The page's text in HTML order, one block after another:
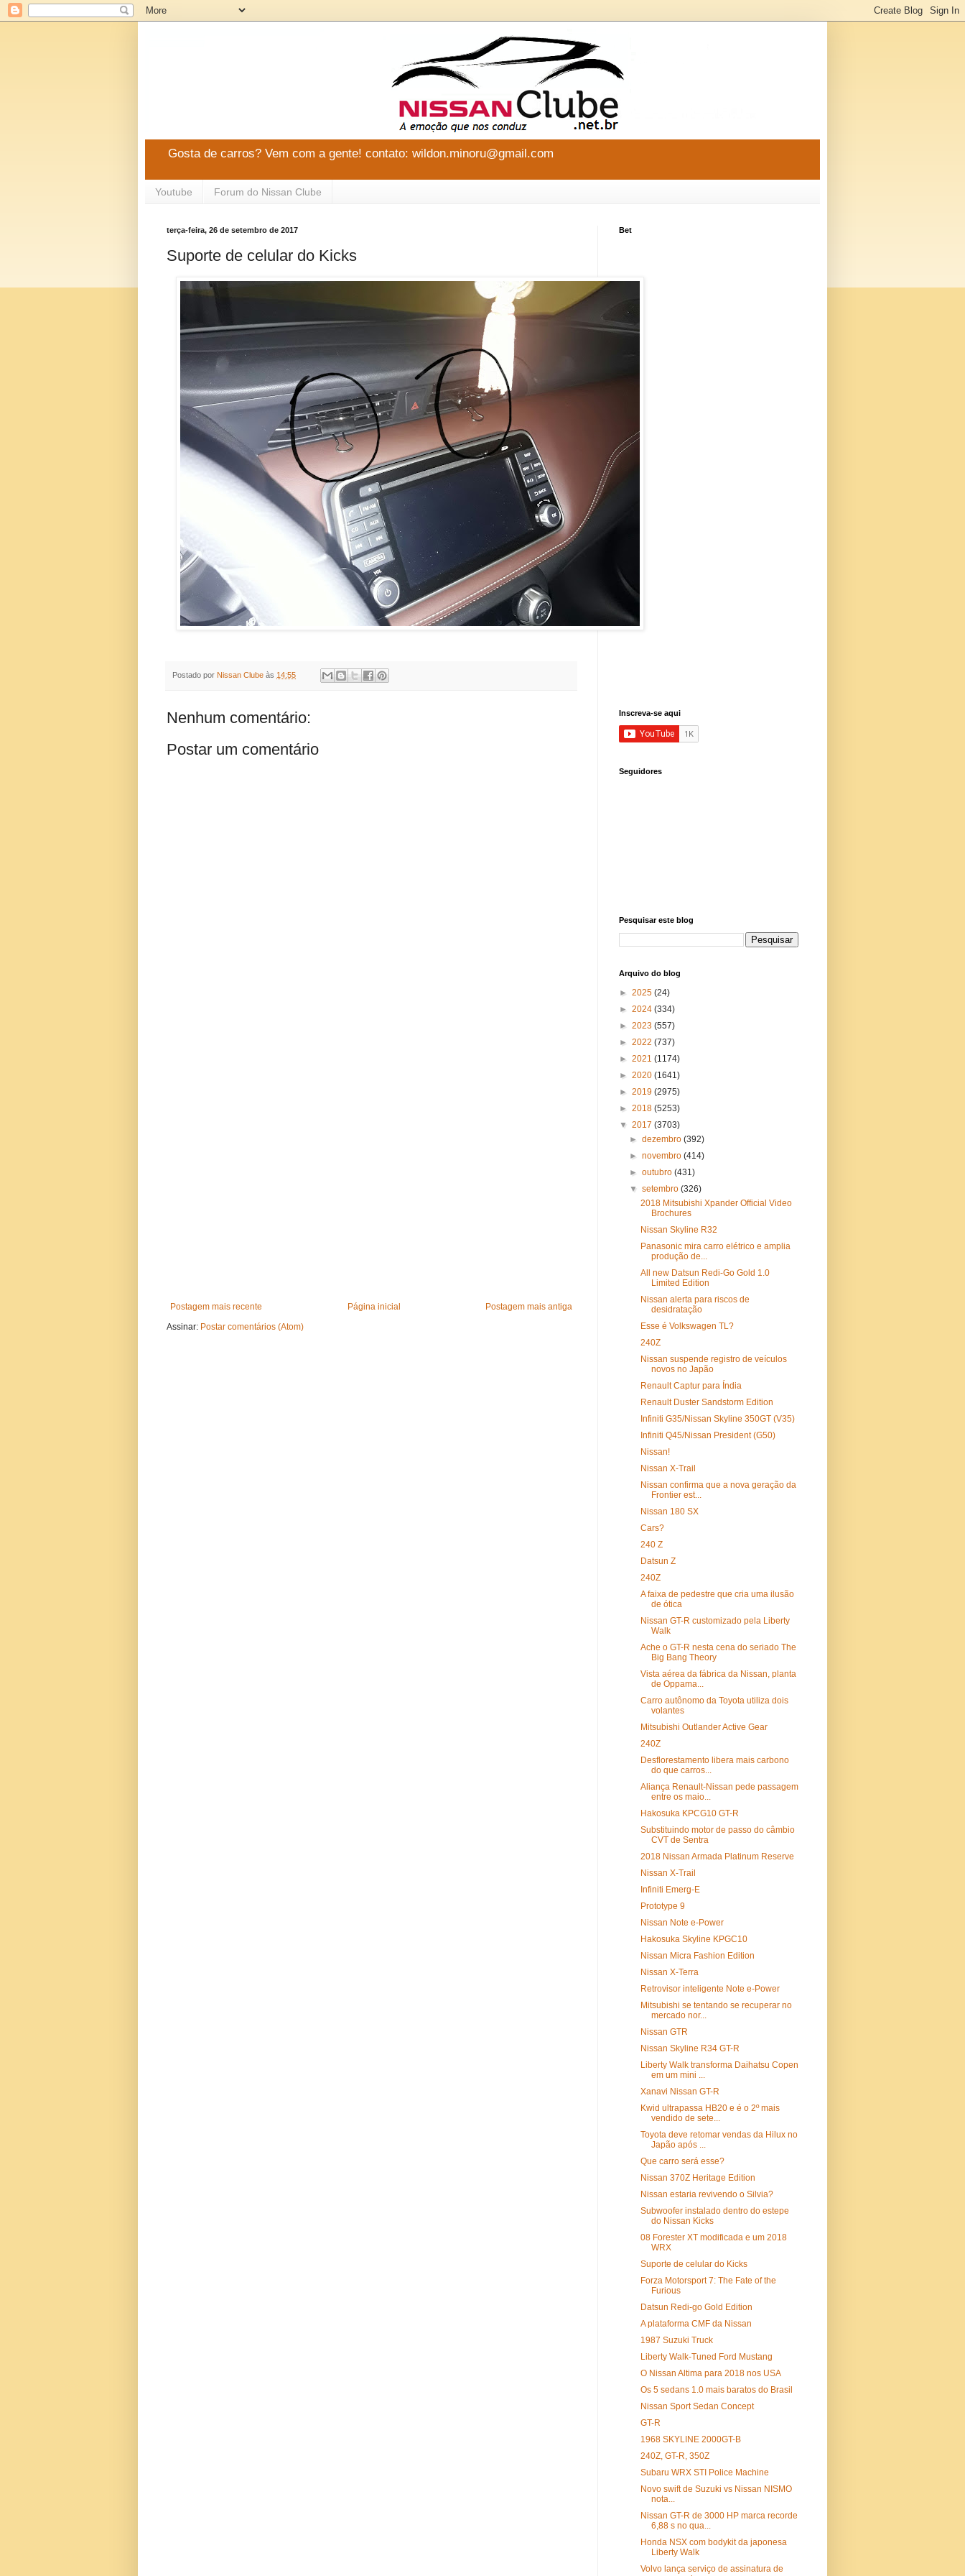
Gosta de carros? Vem com a gente! contato: wildon.minoru@gmail.com
Youtube Forum do Nissan Clube
terça-feira, 26 de setembro de 2017
Suporte de celular do Kicks
Postado por Nissan Clube às 14:55
Nenhum comentário:
Postar um comentário
Postagem mais recente Postagem mais antiga
Página inicial
Assinar: Postar comentários (Atom)
Bet
Inscreva-se aqui
Seguidores
Pesquisar este blog
Arquivo do blog
► 2025 (24)
► 2024 (334)
► 2023 (557)
► 2022 (737)
► 2021 (1174)
► 2020 (1641)
► 2019 (2975)
► 2018 (5253)
▼ 2017 (3703)
►dezembro(392)
►novembro(414)
►outubro(431)
▼setembro(326)
2018 Mitsubishi Xpander Official Video
Brochures
Nissan Skyline R32
Panasonic mira carro elétrico e amplia
produção de...
All new Datsun Redi-Go Gold 1.0
Limited Edition
Nissan alerta para riscos de
desidratação
Esse é Volkswagen TL?
240Z
Nissan suspende registro de veículos
novos no Japão
Renault Captur para Índia
Renault Duster Sandstorm Edition
Infiniti G35/Nissan Skyline 350GT (V35)
Infiniti Q45/Nissan President (G50)
Nissan!
Nissan X-Trail
Nissan confirma que a nova geração da
Frontier est...
Nissan 180 SX
Cars?
240 Z
Datsun Z
240Z
A faixa de pedestre que cria uma ilusão
de ótica
Nissan GT-R customizado pela Liberty
Walk
Ache o GT-R nesta cena do seriado The
Big Bang Theory
Vista aérea da fábrica da Nissan, planta
de Oppama...
Carro autônomo da Toyota utiliza dois
volantes
Mitsubishi Outlander Active Gear
240Z
Desflorestamento libera mais carbono
do que carros...
Aliança Renault-Nissan pede passagem
entre os maio...
Hakosuka KPCG10 GT-R
Substituindo motor de passo do câmbio
CVT de Sentra
2018 Nissan Armada Platinum Reserve
Nissan X-Trail
Infiniti Emerg-E
Prototype 9
Nissan Note e-Power
Hakosuka Skyline KPGC10
Nissan Micra Fashion Edition
Nissan X-Terra
Retrovisor inteligente Note e-Power
Mitsubishi se tentando se recuperar no
mercado nor...
Nissan GTR
Nissan Skyline R34 GT-R
Liberty Walk transforma Daihatsu Copen
em um mini ...
Xanavi Nissan GT-R
Kwid ultrapassa HB20 e é o 2º mais
vendido de sete...
Toyota deve retomar vendas da Hilux no
Japão após ...
Que carro será esse?
Nissan 370Z Heritage Edition
Nissan estaria revivendo o Silvia?
Subwoofer instalado dentro do estepe
do Nissan Kicks
08 Forester XT modificada e um 2018
WRX
Suporte de celular do Kicks
Forza Motorsport 7: The Fate of the
Furious
Datsun Redi-go Gold Edition
A plataforma CMF da Nissan
1987 Suzuki Truck
Liberty Walk-Tuned Ford Mustang
O Nissan Altima para 2018 nos USA
Os 5 sedans 1.0 mais baratos do Brasil
Nissan Sport Sedan Concept
GT-R
1968 SKYLINE 2000GT-B
240Z, GT-R, 350Z
Subaru WRX STI Police Machine
Novo swift de Suzuki vs Nissan NISMO
nota...
Nissan GT-R de 3000 HP marca recorde
6,88 s no qua...
Honda NSX com bodykit da japonesa
Liberty Walk
Volvo lança serviço de assinatura de